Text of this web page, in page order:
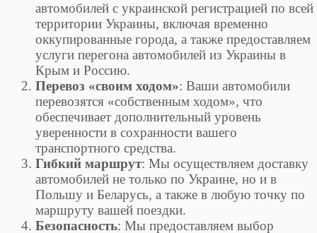
автомобилей с украинской регистрацией по всей
территории Украины, включая временно
оккупированные города, а также предоставляем
услуги перегона автомобилей из Украины в
Крым и Россию.
Перевоз «своим ходом»: Ваши автомобили
перевозятся «собственным ходом», что
обеспечивает дополнительный уровень
уверенности в сохранности вашего
транспортного средства.
Гибкий маршрут: Мы осуществляем доставку
автомобилей не только по Украине, но и в
Польшу и Беларусь, а также в любую точку по
маршруту вашей поездки.
Безопасность: Мы предоставляем выбор